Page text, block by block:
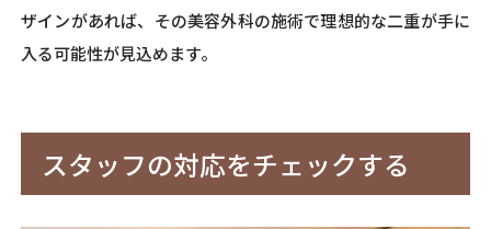
ザインがあれば、その美容外科の施術で理想的な二重が手に
入る可能性が見込めます。
スタッフの対応をチェックする